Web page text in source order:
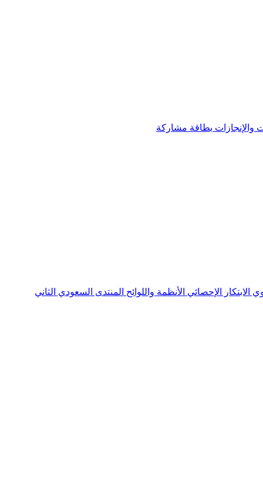
والإنجازات بطاقة مشاركة
الابتكار الإحصائي الأنظمة واللوائح المنتدى السعودي الثاني